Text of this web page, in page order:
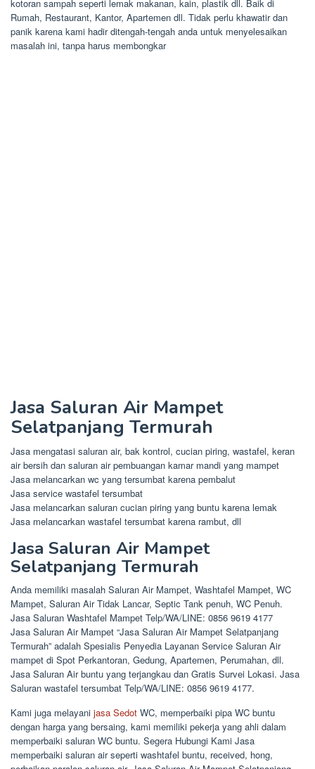
kotoran sampah seperti lemak makanan, kain, plastik dll. Baik di
Rumah, Restaurant, Kantor, Apartemen dll. Tidak perlu khawatir dan
panik karena kami hadir ditengah-tengah anda untuk menyelesaikan
masalah ini, tanpa harus membongkar
Jasa Saluran Air Mampet
Selatpanjang Termurah
Jasa mengatasi saluran air, bak kontrol, cucian piring, wastafel, keran
air bersih dan saluran air pembuangan kamar mandi yang mampet
Jasa melancarkan wc yang tersumbat karena pembalut
Jasa service wastafel tersumbat
Jasa melancarkan saluran cucian piring yang buntu karena lemak
Jasa melancarkan wastafel tersumbat karena rambut, dll
Jasa Saluran Air Mampet
Selatpanjang Termurah
Anda memiliki masalah Saluran Air Mampet, Washtafel Mampet, WC
Mampet, Saluran Air Tidak Lancar, Septic Tank penuh, WC Penuh.
Jasa Saluran Washtafel Mampet Telp/WA/LINE: 0856 9619 4177
Jasa Saluran Air Mampet “Jasa Saluran Air Mampet Selatpanjang
Termurah” adalah Spesialis Penyedia Layanan Service Saluran Air
mampet di Spot Perkantoran, Gedung, Apartemen, Perumahan, dll.
Jasa Saluran Air buntu yang terjangkau dan Gratis Survei Lokasi. Jasa
Saluran wastafel tersumbat Telp/WA/LINE: 0856 9619 4177.
Kami juga melayani jasa Sedot WC, memperbaiki pipa WC buntu
dengan harga yang bersaing, kami memiliki pekerja yang ahli dalam
memperbaiki saluran WC buntu. Segera Hubungi Kami Jasa
memperbaiki saluran air seperti washtafel buntu, received, hong,